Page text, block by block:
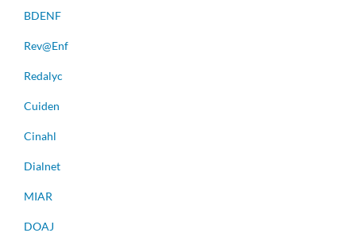
BDENF
Rev@Enf
Redalyc
Cuiden
Cinahl
Dialnet
MIAR
DOAJ